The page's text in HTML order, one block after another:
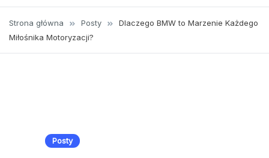
Strona główna Posty
Dlaczego BMW to Marzenie Każdego
Miłośnika Motoryzacji?
Posty